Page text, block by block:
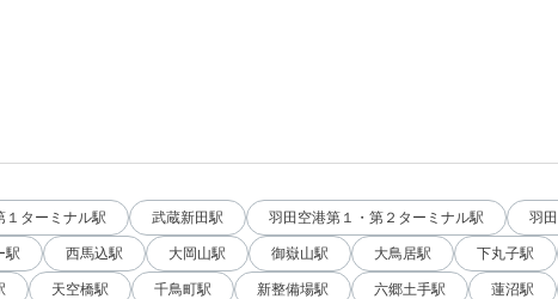
１ターミナル駅 武蔵新田駅 羽田空港第１・第２ターミナル駅 羽
駅 西馬込駅 大岡山駅 御嶽山駅 大鳥居駅 下丸子駅
天空橋駅 千鳥町駅 新整備場駅 六郷土手駅 蓮沼駅